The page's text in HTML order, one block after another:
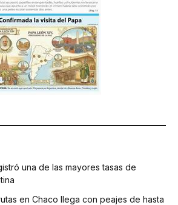
una de las mayores tasas de
en Chaco llega con peajes de hasta